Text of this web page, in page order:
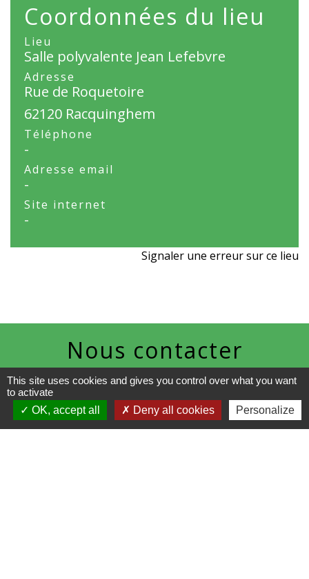
Coordonnées du lieu
Lieu
Salle polyvalente Jean Lefebvre
Adresse
Rue de Roquetoire
62120 Racquinghem
Téléphone
-
Adresse email
-
Site internet
-
Signaler une erreur sur ce lieu
Nous contacter
Commune de Racquinghem
1, place de la Mairie
62120 Racquinghem - FRANCE
+33 3 21 95 43 90
This site uses cookies and gives you control over what you want
to activate
OK, accept all
Deny all cookies Personalize